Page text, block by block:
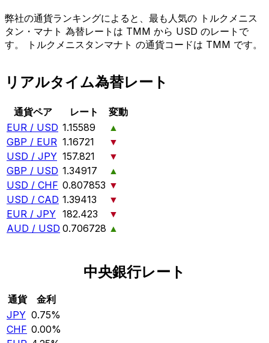
弊社の通貨ランキングによると、最も人気の トルクメニス
タン・マナト 為替レートは TMM から USD のレートで
す。 トルクメニスタンマナト の通貨コードは TMM です。
リアルタイム為替レート
通貨ペア レート
変動
EUR / USD 1.15589
▲
GBP / EUR 1.16721
▼
USD / JPY 157.821
▼
GBP / USD 1.34917
▲
USD / CHF 0.807853 ▼
USD / CAD 1.39413
▼
EUR / JPY 182.423
▼
AUD / USD 0.706728 ▲
中央銀行レート
通貨
金利
JPY 0.75%
CHF 0.00%